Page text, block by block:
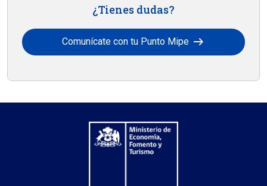
¿Tienes dudas?
Comunícate con tu Punto Mipe arrow_right_alt